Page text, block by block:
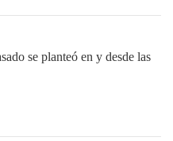
se planteó en y desde las